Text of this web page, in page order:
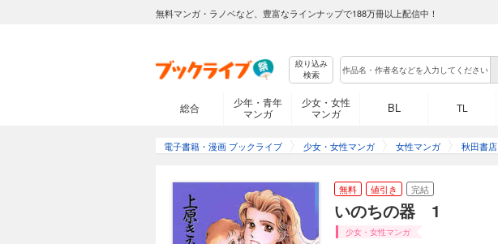
無料マンガ・ラノベなど、豊富なラインナップで188万冊以上配信中！
絞り込み
検索
総合
少年・青年
マンガ
少女・女性
マンガ
BL TL
電子書籍・漫画 ブックライブ 少女・女性マンガ 女性マンガ 秋田書店
無料 値引き 完結
いのちの器 1
少女・女性マンガ